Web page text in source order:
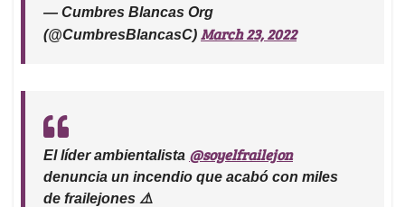
— Cumbres Blancas Org
(@CumbresBlancasC) March 23, 2022
El líder ambientalista @soyelfrailejon
denuncia un incendio que acabó con miles
de frailejones ⚠️